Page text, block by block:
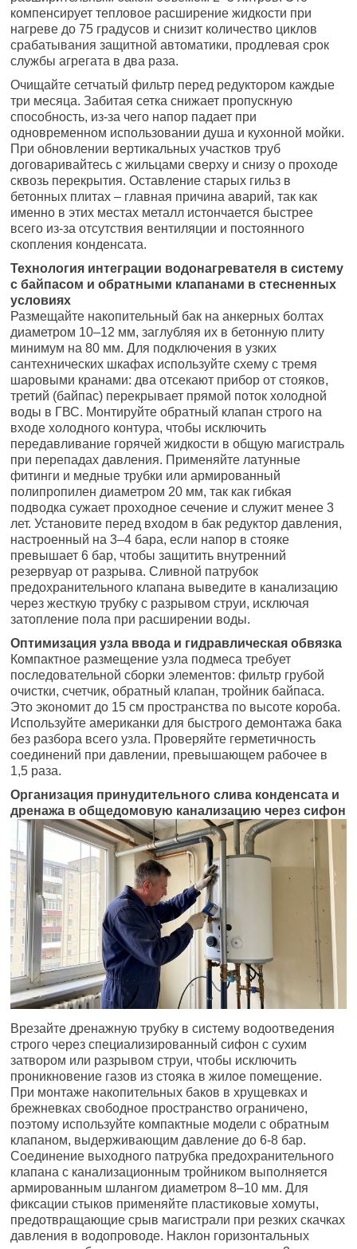
компенсирует тепловое расширение жидкости при
нагреве до 75 градусов и снизит количество циклов
срабатывания защитной автоматики, продлевая срок
службы агрегата в два раза.
Очищайте сетчатый фильтр перед редуктором каждые
три месяца. Забитая сетка снижает пропускную
способность, из-за чего напор падает при
одновременном использовании душа и кухонной мойки.
При обновлении вертикальных участков труб
договаривайтесь с жильцами сверху и снизу о проходе
сквозь перекрытия. Оставление старых гильз в
бетонных плитах – главная причина аварий, так как
именно в этих местах металл истончается быстрее
всего из-за отсутствия вентиляции и постоянного
скопления конденсата.
Технология интеграции водонагревателя в систему
с байпасом и обратными клапанами в стесненных
условиях
Размещайте накопительный бак на анкерных болтах
диаметром 10–12 мм, заглубляя их в бетонную плиту
минимум на 80 мм. Для подключения в узких
сантехнических шкафах используйте схему с тремя
шаровыми кранами: два отсекают прибор от стояков,
третий (байпас) перекрывает прямой поток холодной
воды в ГВС. Монтируйте обратный клапан строго на
входе холодного контура, чтобы исключить
передавливание горячей жидкости в общую магистраль
при перепадах давления. Применяйте латунные
фитинги и медные трубки или армированный
полипропилен диаметром 20 мм, так как гибкая
подводка сужает проходное сечение и служит менее 3
лет. Установите перед входом в бак редуктор давления,
настроенный на 3–4 бара, если напор в стояке
превышает 6 бар, чтобы защитить внутренний
резервуар от разрыва. Сливной патрубок
предохранительного клапана выведите в канализацию
через жесткую трубку с разрывом струи, исключая
затопление пола при расширении воды.
Оптимизация узла ввода и гидравлическая обвязка
Компактное размещение узла подмеса требует
последовательной сборки элементов: фильтр грубой
очистки, счетчик, обратный клапан, тройник байпаса.
Это экономит до 15 см пространства по высоте короба.
Используйте американки для быстрого демонтажа бака
без разбора всего узла. Проверяйте герметичность
соединений при давлении, превышающем рабочее в
1,5 раза.
Организация принудительного слива конденсата и
дренажа в общедомовую канализацию через сифон
Врезайте дренажную трубку в систему водоотведения
строго через специализированный сифон с сухим
затвором или разрывом струи, чтобы исключить
проникновение газов из стояка в жилое помещение.
При монтаже накопительных баков в хрущевках и
брежневках свободное пространство ограничено,
поэтому используйте компактные модели с обратным
клапаном, выдерживающим давление до 6-8 бар.
Соединение выходного патрубка предохранительного
клапана с канализационным тройником выполняется
армированным шлангом диаметром 8–10 мм. Для
фиксации стыков применяйте пластиковые хомуты,
предотвращающие срыв магистрали при резких скачках
давления в водопроводе. Наклон горизонтальных